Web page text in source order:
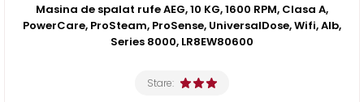
Masina de spalat rufe AEG, 10 KG, 1600 RPM, Clasa A,
PowerCare, ProSteam, ProSense, UniversalDose, Wifi, Alb,
Series 8000, LR8EW80600
Stare: